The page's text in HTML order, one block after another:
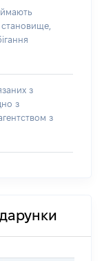
становище,
з
з
з